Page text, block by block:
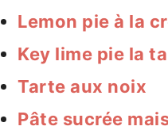
Lemon pie à la
Key lime pie la
Tarte aux noix
Pâte sucrée